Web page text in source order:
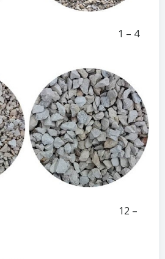
kőliszt 1 – 4
zúzottkő 12 –